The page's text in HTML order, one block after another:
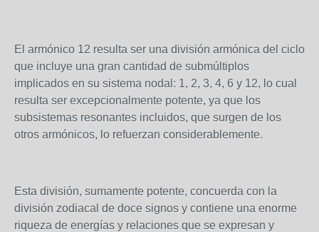
El armónico 12 resulta ser una división armónica del ciclo
que incluye una gran cantidad de submúltiplos
implicados en su sistema nodal: 1, 2, 3, 4, 6 y 12, lo cual
resulta ser excepcionalmente potente, ya que los
subsistemas resonantes incluidos, que surgen de los
otros armónicos, lo refuerzan considerablemente.
Esta división, sumamente potente, concuerda con la
división zodiacal de doce signos y contiene una enorme
riqueza de energías y relaciones que se expresan y